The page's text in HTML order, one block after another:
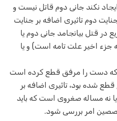
نکند جانی دوم قاتل نیست و
دوم تاثیری اضافه بر جنایت
در قتل بیانجامد جانی دوم یا
جزء اخیر علت تامه است) و یا
که دست را مرفق قطع کرده است
شده بود، تاثیری اضافه بر
نه مساله صغروی است که باید
امر بررسی شود.